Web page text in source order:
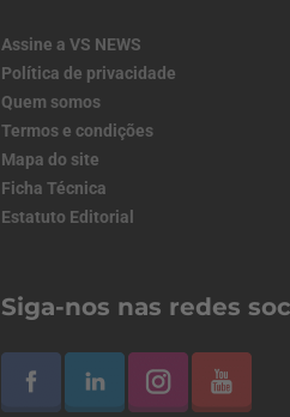
Assine a VS NEWS
Política de privacidade
Quem somos
Termos e condições
Mapa do site
Ficha Técnica
Estatuto Editorial
Siga-nos nas redes